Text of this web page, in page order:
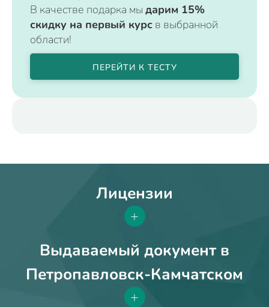
В качестве подарка мы дарим 15%
скидку на первый курс в выбранной
области!
ПЕРЕЙТИ К ТЕСТУ
Лицензии
+
Выдаваемый документ в
Петропавловск-Камчатском
+